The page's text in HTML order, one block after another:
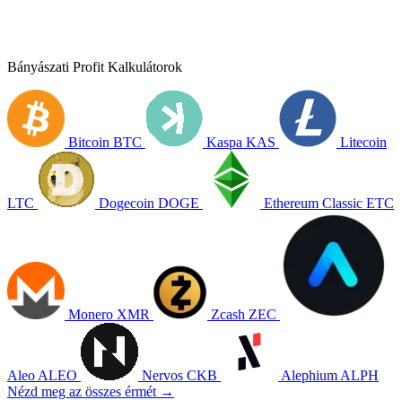
Bányászati Profit Kalkulátorok
Bitcoin BTC Kaspa KAS Litecoin
LTC Dogecoin DOGE Ethereum Classic ETC
Monero XMR Zcash ZEC
Aleo ALEO Nervos CKB Alephium ALPH
Nézd meg az összes érmét →